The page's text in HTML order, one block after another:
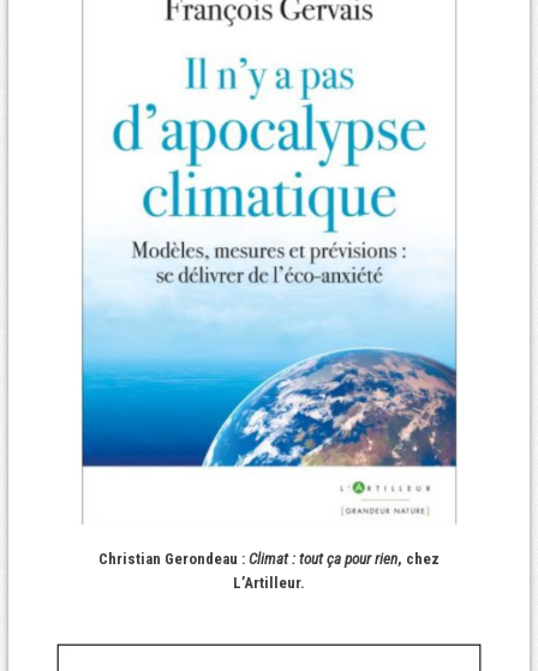
Christian Gerondeau : Climat : tout ça pour rien, chez
L’Artilleur.